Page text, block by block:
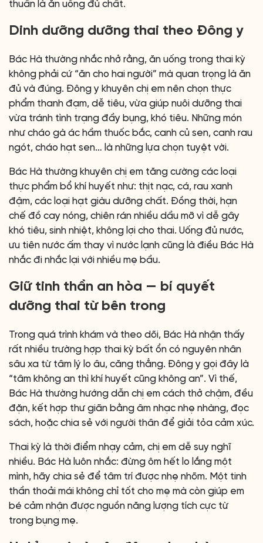
thuần là ăn uống đủ chất.
Dinh dưỡng dưỡng thai theo Đông y
Bác Hà thường nhắc nhở rằng, ăn uống trong thai kỳ
không phải cứ “ăn cho hai người” mà quan trọng là ăn
đủ và đúng. Đông y khuyên chị em nên chọn thực
phẩm thanh đạm, dễ tiêu, vừa giúp nuôi dưỡng thai
vừa tránh tình trạng đầy bụng, khó tiêu. Những món
như cháo gà ác hầm thuốc bắc, canh củ sen, canh rau
ngót, cháo hạt sen… là những lựa chọn tuyệt vời.
Bác Hà thường khuyên chị em tăng cường các loại
thực phẩm bổ khí huyết như: thịt nạc, cá, rau xanh
đậm, các loại hạt giàu dưỡng chất. Đồng thời, hạn
chế đồ cay nóng, chiên rán nhiều dầu mỡ vì dễ gây
khó tiêu, sinh nhiệt, không lợi cho thai. Uống đủ nước,
ưu tiên nước ấm thay vì nước lạnh cũng là điều Bác Hà
nhắc đi nhắc lại với nhiều mẹ bầu.
Giữ tinh thần an hòa — bí quyết
dưỡng thai từ bên trong
Trong quá trình khám và theo dõi, Bác Hà nhận thấy
rất nhiều trường hợp thai kỳ bất ổn có nguyên nhân
sâu xa từ tâm lý lo âu, căng thẳng. Đông y gọi đây là
“tâm không an thì khí huyết cũng không an”. Vì thế,
Bác Hà thường hướng dẫn chị em cách thở chậm, đều
đặn, kết hợp thư giãn bằng âm nhạc nhẹ nhàng, đọc
sách, hoặc chia sẻ với người thân để giải tỏa cảm xúc.
Thai kỳ là thời điểm nhạy cảm, chị em dễ suy nghĩ
nhiều. Bác Hà luôn nhắc: đừng ôm hết lo lắng một
mình, hãy chia sẻ để tâm trí được nhẹ nhõm. Một tinh
thần thoải mái không chỉ tốt cho mẹ mà còn giúp em
bé cảm nhận được nguồn năng lượng tích cực từ
trong bụng mẹ.